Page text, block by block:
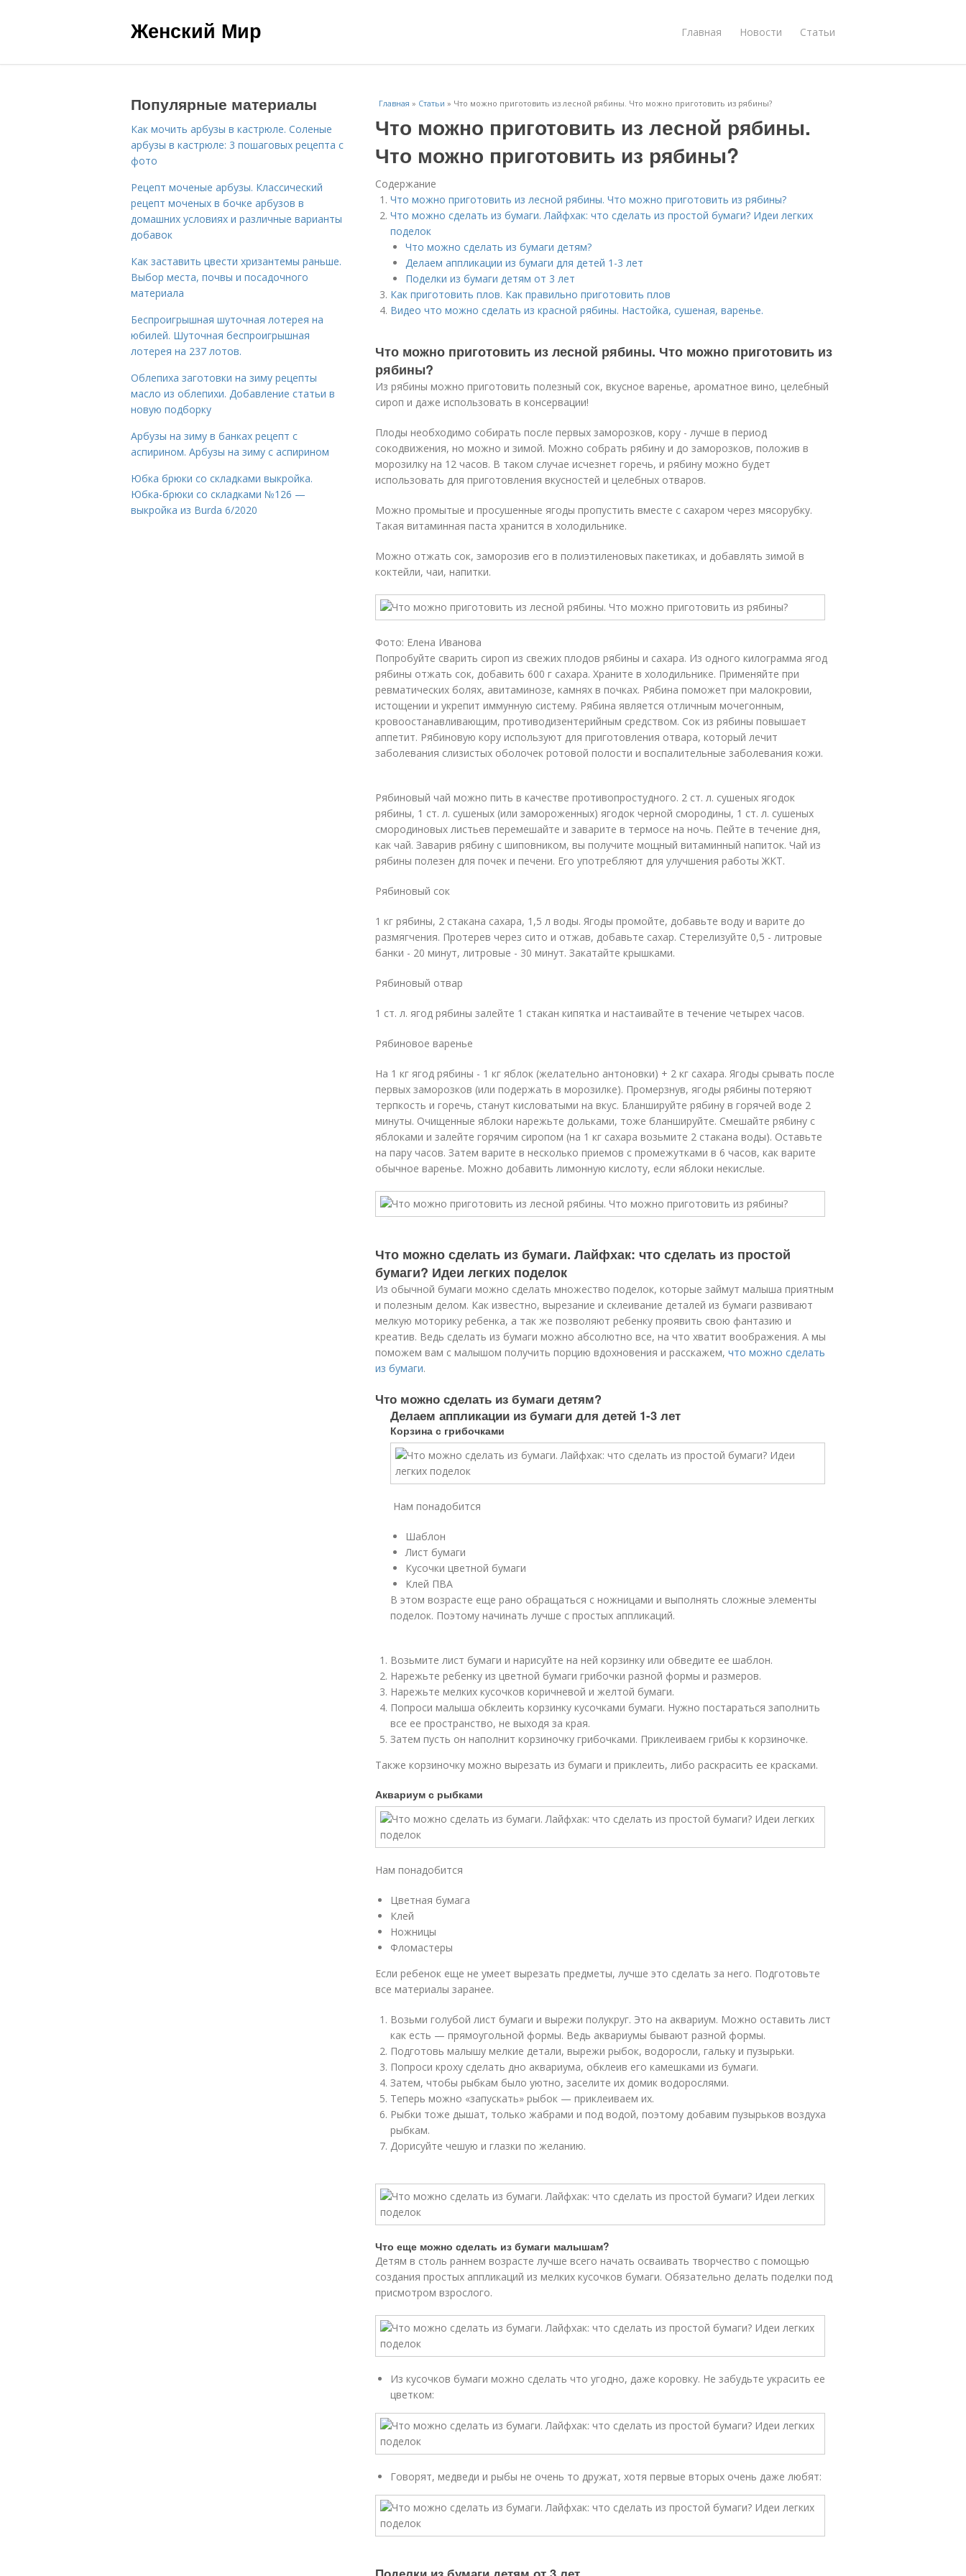
Женский Мир Главная Новости Статьи
Главная » Статьи » Что можно приготовить из лесной рябины. Что можно приготовить из рябины?
Что можно приготовить из лесной рябины.
Что можно приготовить из рябины?
Содержание
Что можно приготовить из лесной рябины. Что можно приготовить из рябины?
Что можно сделать из бумаги. Лайфхак: что сделать из простой бумаги? Идеи легких
поделок
Что можно сделать из бумаги детям?
Делаем аппликации из бумаги для детей 1-3 лет
Поделки из бумаги детям от 3 лет
Как приготовить плов. Как правильно приготовить плов
Видео что можно сделать из красной рябины. Настойка, сушеная, варенье.
Что можно приготовить из лесной рябины. Что можно приготовить из
рябины?
Из рябины можно приготовить полезный сок, вкусное варенье, ароматное вино, целебный
сироп и даже использовать в консервации!
Плоды необходимо собирать после первых заморозков, кору - лучше в период
сокодвижения, но можно и зимой. Можно собрать рябину и до заморозков, положив в
морозилку на 12 часов. В таком случае исчезнет горечь, и рябину можно будет
использовать для приготовления вкусностей и целебных отваров.
Можно промытые и просушенные ягоды пропустить вместе с сахаром через мясорубку.
Такая витаминная паста хранится в холодильнике.
Можно отжать сок, заморозив его в полиэтиленовых пакетиках, и добавлять зимой в
коктейли, чаи, напитки.
Фото: Елена Иванова
Попробуйте сварить сироп из свежих плодов рябины и сахара. Из одного килограмма ягод
рябины отжать сок, добавить 600 г сахара. Храните в холодильнике. Применяйте при
ревматических болях, авитаминозе, камнях в почках. Рябина поможет при малокровии,
истощении и укрепит иммунную систему. Рябина является отличным мочегонным,
кровоостанавливающим, противодизентерийным средством. Сок из рябины повышает
аппетит. Рябиновую кору используют для приготовления отвара, который лечит
заболевания слизистых оболочек ротовой полости и воспалительные заболевания кожи.
Рябиновый чай можно пить в качестве противопростудного. 2 ст. л. сушеных ягодок
рябины, 1 ст. л. сушеных (или замороженных) ягодок черной смородины, 1 ст. л. сушеных
смородиновых листьев перемешайте и заварите в термосе на ночь. Пейте в течение дня,
как чай. Заварив рябину с шиповником, вы получите мощный витаминный напиток. Чай из
рябины полезен для почек и печени. Его употребляют для улучшения работы ЖКТ.
Рябиновый сок
1 кг рябины, 2 стакана сахара, 1,5 л воды. Ягоды промойте, добавьте воду и варите до
размягчения. Протерев через сито и отжав, добавьте сахар. Стерелизуйте 0,5 - литровые
банки - 20 минут, литровые - 30 минут. Закатайте крышками.
Рябиновый отвар
1 ст. л. ягод рябины залейте 1 стакан кипятка и настаивайте в течение четырех часов.
Рябиновое варенье
На 1 кг ягод рябины - 1 кг яблок (желательно антоновки) + 2 кг сахара. Ягоды срывать после
первых заморозков (или подержать в морозилке). Промерзнув, ягоды рябины потеряют
терпкость и горечь, станут кисловатыми на вкус. Бланшируйте рябину в горячей воде 2
минуты. Очищенные яблоки нарежьте дольками, тоже бланшируйте. Смешайте рябину с
яблоками и залейте горячим сиропом (на 1 кг сахара возьмите 2 стакана воды). Оставьте
на пару часов. Затем варите в несколько приемов с промежутками в 6 часов, как варите
обычное варенье. Можно добавить лимонную кислоту, если яблоки некислые.
Что можно сделать из бумаги. Лайфхак: что сделать из простой
бумаги? Идеи легких поделок
Из обычной бумаги можно сделать множество поделок, которые займут малыша приятным
и полезным делом. Как известно, вырезание и склеивание деталей из бумаги развивают
мелкую моторику ребенка, а так же позволяют ребенку проявить свою фантазию и
креатив. Ведь сделать из бумаги можно абсолютно все, на что хватит воображения. А мы
поможем вам с малышом получить порцию вдохновения и расскажем, что можно сделать
из бумаги.
Что можно сделать из бумаги детям?
Делаем аппликации из бумаги для детей 1-3 лет
Корзина с грибочками
Нам понадобится
Шаблон
Лист бумаги
Кусочки цветной бумаги
Клей ПВА
В этом возрасте еще рано обращаться с ножницами и выполнять сложные элементы
поделок. Поэтому начинать лучше с простых аппликаций.
Возьмите лист бумаги и нарисуйте на ней корзинку или обведите ее шаблон.
Нарежьте ребенку из цветной бумаги грибочки разной формы и размеров.
Нарежьте мелких кусочков коричневой и желтой бумаги.
Попроси малыша обклеить корзинку кусочками бумаги. Нужно постараться заполнить
все ее пространство, не выходя за края.
Затем пусть он наполнит корзиночку грибочками. Приклеиваем грибы к корзиночке.
Также корзиночку можно вырезать из бумаги и приклеить, либо раскрасить ее красками.
Аквариум с рыбками
Нам понадобится
Цветная бумага
Клей
Ножницы
Фломастеры
Если ребенок еще не умеет вырезать предметы, лучше это сделать за него. Подготовьте
все материалы заранее.
Возьми голубой лист бумаги и вырежи полукруг. Это на аквариум. Можно оставить лист
как есть — прямоугольной формы. Ведь аквариумы бывают разной формы.
Подготовь малышу мелкие детали, вырежи рыбок, водоросли, гальку и пузырьки.
Попроси кроху сделать дно аквариума, обклеив его камешками из бумаги.
Затем, чтобы рыбкам было уютно, заселите их домик водорослями.
Теперь можно «запускать» рыбок — приклеиваем их.
Рыбки тоже дышат, только жабрами и под водой, поэтому добавим пузырьков воздуха
рыбкам.
Дорисуйте чешую и глазки по желанию.
Что еще можно сделать из бумаги малышам?
Детям в столь раннем возрасте лучше всего начать осваивать творчество с помощью
создания простых аппликаций из мелких кусочков бумаги. Обязательно делать поделки под
присмотром взрослого.
Из кусочков бумаги можно сделать что угодно, даже коровку. Не забудьте украсить ее
цветком:
Говорят, медведи и рыбы не очень то дружат, хотя первые вторых очень даже любят:
Популярные материалы
Как мочить арбузы в кастрюле. Соленые
арбузы в кастрюле: 3 пошаговых рецепта с
фото
Рецепт моченые арбузы. Классический
рецепт моченых в бочке арбузов в
домашних условиях и различные варианты
добавок
Как заставить цвести хризантемы раньше.
Выбор места, почвы и посадочного
материала
Беспроигрышная шуточная лотерея на
юбилей. Шуточная беспроигрышная
лотерея на 237 лотов.
Облепиха заготовки на зиму рецепты
масло из облепихи. Добавление статьи в
новую подборку
Арбузы на зиму в банках рецепт с
аспирином. Арбузы на зиму с аспирином
Юбка брюки со складками выкройка.
Юбка-брюки со складками №126 —
выкройка из Burda 6/2020